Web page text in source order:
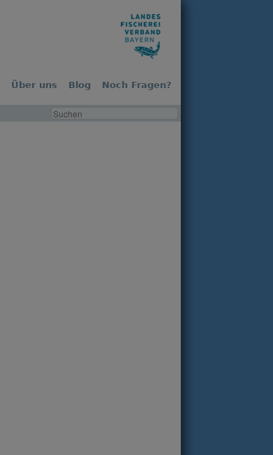
Über uns Blog Noch Fragen?